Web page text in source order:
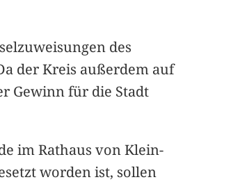
des
der Kreis außerdem auf
Gewinn für die Stadt
im Rathaus von Klein-
worden ist, sollen